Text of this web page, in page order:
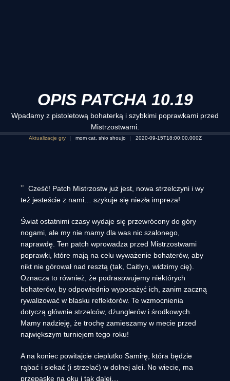
OPIS PATCHA 10.19
Wpadamy z pistoletową bohaterką i szybkimi poprawkami przed
Mistrzostwami.
Aktualizacje gry mom cat, shio shoujo 2020-09-15T18:00:00.000Z
Cześć! Patch Mistrzostw już jest, nowa strzelczyni i wy
też jesteście z nami… szykuje się niezła impreza!
Świat ostatnimi czasy wydaje się przewrócony do góry
nogami, ale my nie mamy dla was nic szalonego,
naprawdę. Ten patch wprowadza przed Mistrzostwami
poprawki, które mają na celu wyważenie bohaterów, aby
nikt nie górował nad resztą (tak, Caitlyn, widzimy cię).
Oznacza to również, że podrasowujemy niektórych
bohaterów, by odpowiednio wyposażyć ich, zanim zaczną
rywalizować w blasku reflektorów. Te wzmocnienia
dotyczą głównie strzelców, dżunglerów i środkowych.
Mamy nadzieję, że trochę zamieszamy w mecie przed
największym turniejem tego roku!
A na koniec powitajcie cieplutko Samirę, która będzie
rąbać i siekać (i strzelać) w dolnej alei. No wiecie, ma
przepaskę na oku i tak dalej…